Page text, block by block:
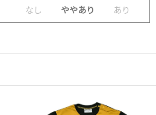
な し ややあり あ り